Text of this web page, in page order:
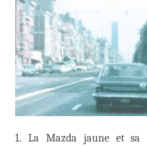
1. La Mazda jaune et sa